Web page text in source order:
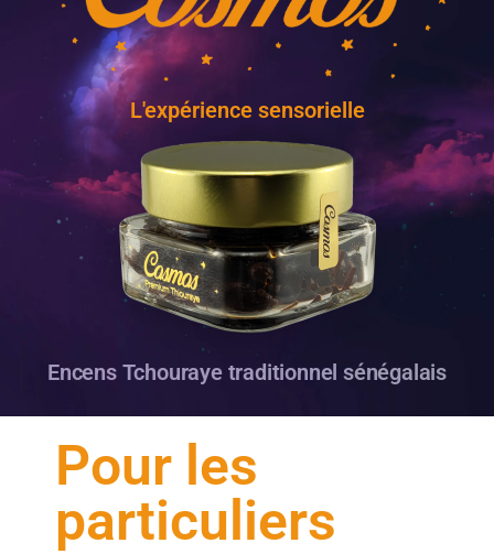
L'expérience sensorielle
Encens Tchouraye traditionnel sénégalais
Pour les
particuliers